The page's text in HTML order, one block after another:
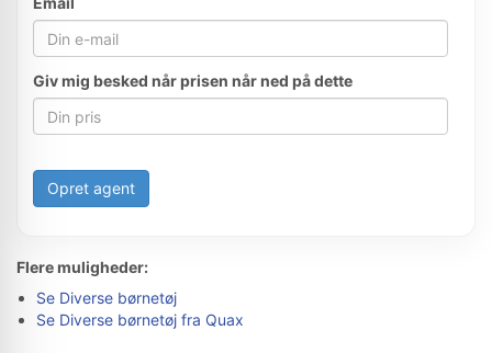
Giv mig besked når prisen når ned på dette
Opret agent
Flere muligheder:
Se Diverse børnetøj
Se Diverse børnetøj fra Quax